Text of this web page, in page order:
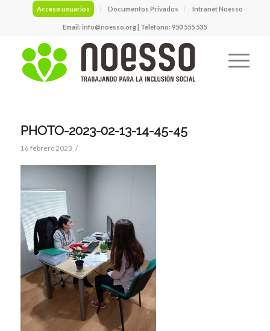
Acceso usuarios Documentos Privados Intranet Noesso
Email:info@noesso.org| Teléfono: 950 555 535
PHOTO-2023-02-13-14-45-45
16 febrero 2023 /